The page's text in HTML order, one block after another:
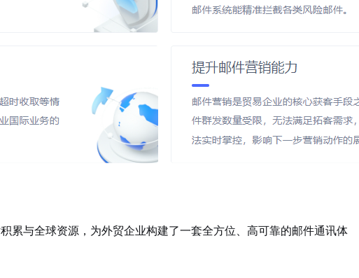
累与全球资源，为外贸企业构建了一套全方位、高可靠的邮件通讯体